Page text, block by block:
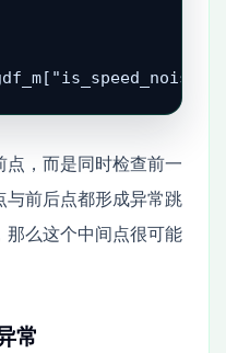
，而是同时检查前一
前后点都形成异常跳
么这个中间点很可能
常